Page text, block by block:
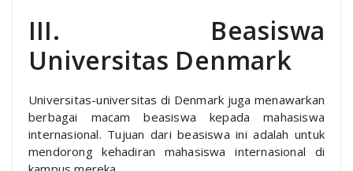
III. Beasiswa
Universitas Denmark
Universitas-universitas di Denmark juga menawarkan
berbagai macam beasiswa kepada mahasiswa
internasional. Tujuan dari beasiswa ini adalah untuk
mendorong kehadiran mahasiswa internasional di